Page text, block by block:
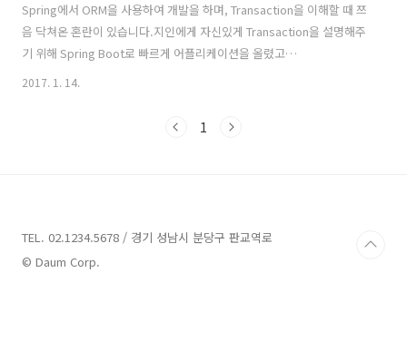
Spring에서 ORM을 사용하여 개발을 하며, Transaction을 이해할 때 쯔
음 닥쳐온 혼란이 있습니다.지인에게 자신있게 Transaction을 설명해주
기 위해 Spring Boot로 빠르게 어플리케이션을 올렸고
@GetMapping("/member/{memberIdx}") public String
Member member = memberRepository.findOne(memberIdx);
2017. 1. 14.
1
TEL. 02.1234.5678 / 경기 성남시 분당구 판교역로
© Daum Corp.